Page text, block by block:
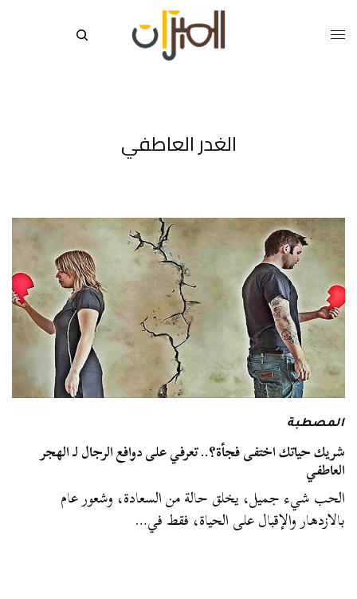
الغدر العاطفي
المصطبة
شريك حياتك اختفى فجأة؟.. تعرفي على دوافع الرجال لـ الهجر
العاطفي
الحب شيء جميل، يخلق حالة من السعادة، وشعور عام
بالازدهار والإقبال على الحياة، فقط في…